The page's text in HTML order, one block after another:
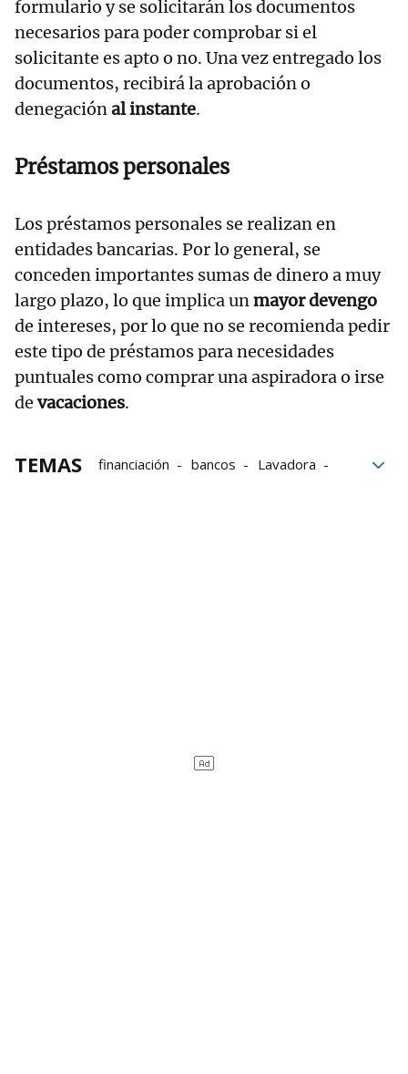
formulario y se solicitarán los documentos
necesarios para poder comprobar si el
solicitante es apto o no. Una vez entregado los
documentos, recibirá la aprobación o
denegaciónal instante.
Préstamos personales
Los préstamos personales se realizan en
entidades bancarias. Por lo general, se
conceden importantes sumas de dinero a muy
largo plazo, lo que implica unmayor devengo
de intereses, por lo que no se recomienda pedir
este tipo de préstamos para necesidades
puntuales como comprar una aspiradora o irse
de vacaciones.
TEMAS financiación bancos
Lavadora